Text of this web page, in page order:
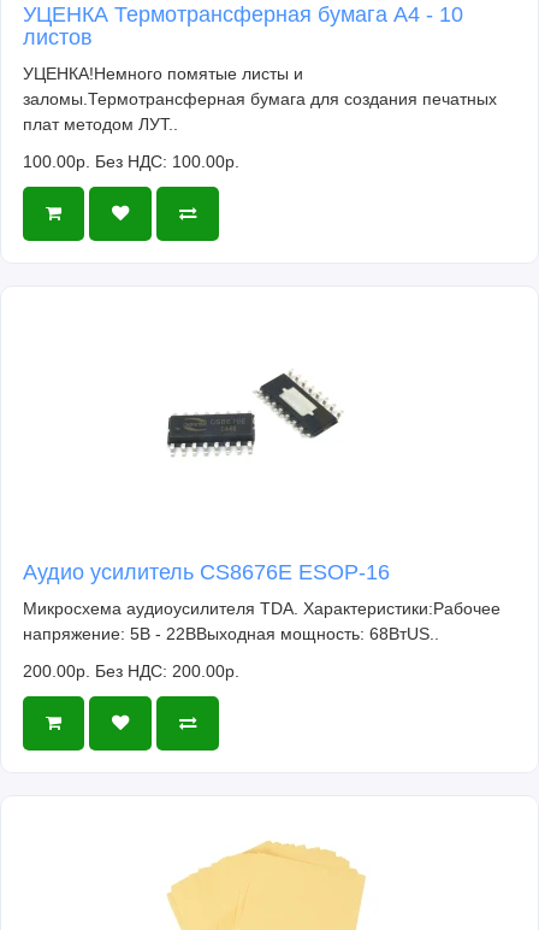
УЦЕНКА Термотрансферная бумага А4 - 10
листов
УЦЕНКА!Немного помятые листы и
заломы.Термотрансферная бумага для создания печатных
плат методом ЛУТ..
100.00р. Без НДС: 100.00р.
Аудио усилитель CS8676E ESOP-16
Микросхема аудиоусилителя TDA. Характеристики:Рабочее
напряжение: 5В - 22ВВыходная мощность: 68ВтUS..
200.00р. Без НДС: 200.00р.